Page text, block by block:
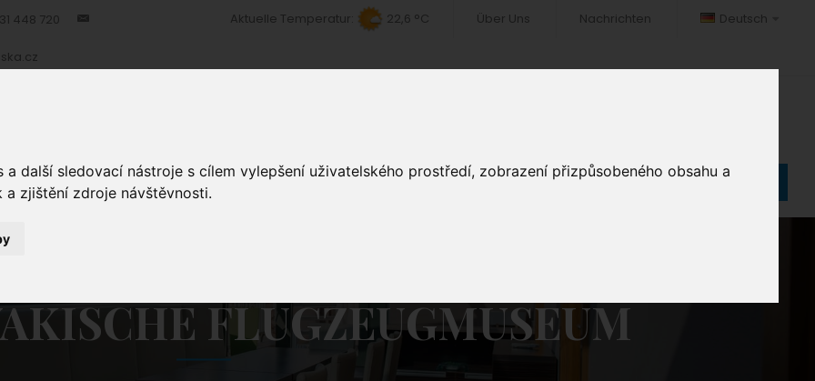
další sledovací nástroje s cílem vylepšení uživatelského prostředí, zobrazení přizpůsobeného obsahu a
zjištění zdroje návštěvnosti.
448 720 Aktuelle Temperatur: 22,6 °C Über Uns Nachrichten Deutsch
Reservieren
FLUGZEUGMUSEUM